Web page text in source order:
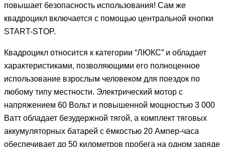
повышает безопасность использования! Сам же
квадроцикл включается с помощью центральной кнопки
START-STOP.
Квадроцикл относится к категории “ЛЮКС” и обладает
характеристиками, позволяющими его полноценное
использование взрослым человеком для поездок по
любому типу местности. Электрический мотор с
напряжением 60 Вольт и повышенной мощностью 3 000
Ватт обладает безудержной тягой, а комплект тяговых
аккумуляторных батарей с ёмкостью 20 Ампер-часа
обеспечивает до 50 километров пробега на одном заряде